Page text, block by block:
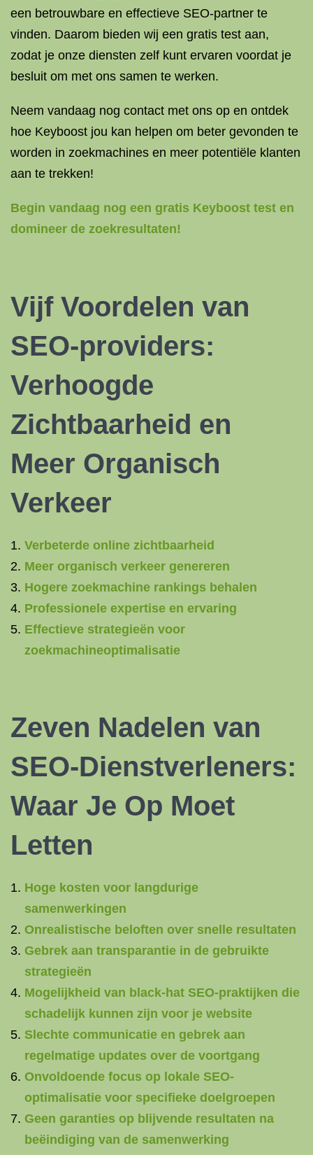
een betrouwbare en effectieve SEO-partner te
vinden. Daarom bieden wij een gratis test aan,
zodat je onze diensten zelf kunt ervaren voordat je
besluit om met ons samen te werken.
Neem vandaag nog contact met ons op en ontdek
hoe Keyboost jou kan helpen om beter gevonden te
worden in zoekmachines en meer potentiële klanten
aan te trekken!
Begin vandaag nog een gratis Keyboost test en
domineer de zoekresultaten!
Vijf Voordelen van
SEO-providers:
Verhoogde
Zichtbaarheid en
Meer Organisch
Verkeer
Verbeterde online zichtbaarheid
Meer organisch verkeer genereren
Hogere zoekmachine rankings behalen
Professionele expertise en ervaring
Effectieve strategieën voor
zoekmachineoptimalisatie
Zeven Nadelen van
SEO-Dienstverleners:
Waar Je Op Moet
Letten
Hoge kosten voor langdurige
samenwerkingen
Onrealistische beloften over snelle resultaten
Gebrek aan transparantie in de gebruikte
strategieën
Mogelijkheid van black-hat SEO-praktijken die
schadelijk kunnen zijn voor je website
Slechte communicatie en gebrek aan
regelmatige updates over de voortgang
Onvoldoende focus op lokale SEO-
optimalisatie voor specifieke doelgroepen
Geen garanties op blijvende resultaten na
beëindiging van de samenwerking